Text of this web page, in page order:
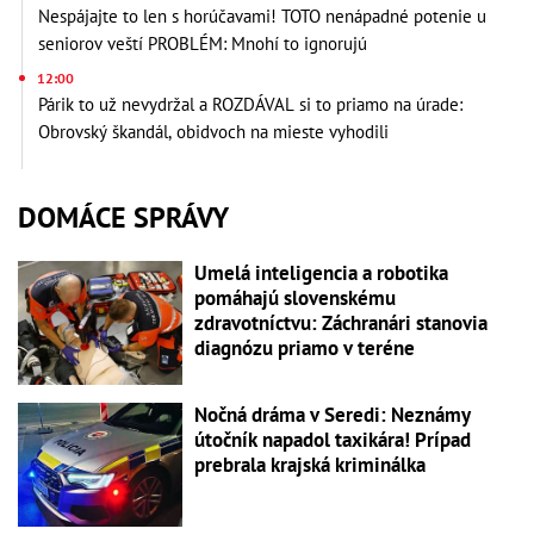
Nespájajte to len s horúčavami! TOTO nenápadné potenie u
seniorov veští PROBLÉM: Mnohí to ignorujú
12:00
Párik to už nevydržal a ROZDÁVAL si to priamo na úrade:
Obrovský škandál, obidvoch na mieste vyhodili
DOMÁCE SPRÁVY
Umelá inteligencia a robotika
pomáhajú slovenskému
zdravotníctvu: Záchranári stanovia
diagnózu priamo v teréne
Nočná dráma v Seredi: Neznámy
útočník napadol taxikára! Prípad
prebrala krajská kriminálka